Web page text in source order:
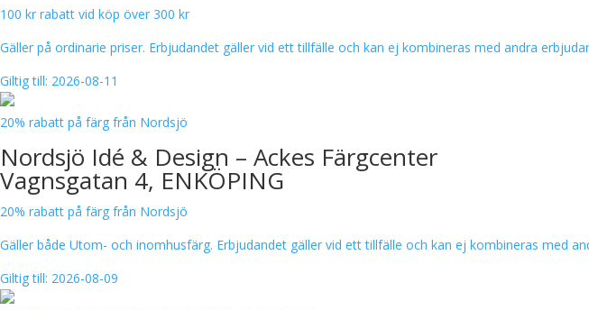
100 kr rabatt vid köp över 300 kr
Gäller på ordinarie priser. Erbjudandet gäller vid ett tillfälle och kan ej kombineras med andra
Giltig till: 2026-08-11
20% rabatt på färg från Nordsjö
Nordsjö Idé & Design – Ackes Färgcenter
Vagnsgatan 4, ENKÖPING
20% rabatt på färg från Nordsjö
Gäller både Utom- och inomhusfärg. Erbjudandet gäller vid ett tillfälle och kan ej kombineras med
Giltig till: 2026-08-09